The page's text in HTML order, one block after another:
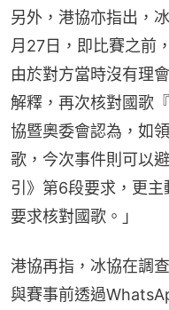
另外，港協亦指出，
月27日，即比賽之前
由於對方當時沒有理
解釋，再次核對國歌
協暨奧委會認為，如
歌，今次事件則可以
引》第6段要求，更
要求核對國歌。」
港協再指，冰協在調
與賽事前透過